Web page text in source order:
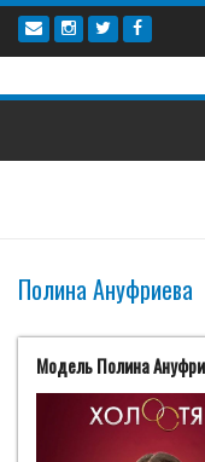
Наверх
Полина Ануфриева
Модель Полина